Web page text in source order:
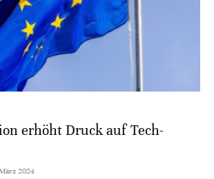
erhöht Druck auf Tech-
2024